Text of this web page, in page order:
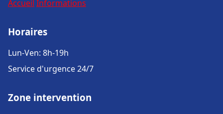
Accueil Informations
Horaires
Lun-Ven: 8h-19h
Service d'urgence 24/7
Zone intervention